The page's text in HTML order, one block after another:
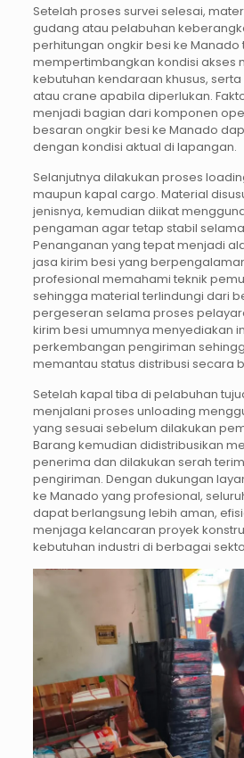
Setelah proses survei selesai,
gudang atau pelabuhan
perhitungan ongkir besi ke Manado
mempertimbangkan kondisi akses
kebutuhan kendaraan khusus,
atau crane apabila diperlukan.
menjadi bagian dari komponen
besaran ongkir besi ke Manado
dengan kondisi aktual di lapangan.
Selanjutnya dilakukan proses
maupun kapal cargo. Material
jenisnya, kemudian diikat
pengaman agar tetap stabil
Penanganan yang tepat menjadi
jasa kirim besi yang
profesional memahami teknik
sehingga material terlindungi dari
pergeseran selama proses
kirim besi umumnya menyediakan
perkembangan pengiriman
memantau status distribusi secara
Setelah kapal tiba di pelabuhan
menjalani proses unloading
yang sesuai sebelum dilakukan
Barang kemudian didistribusikan
penerima dan dilakukan serah
pengiriman. Dengan dukungan
ke Manado yang profesional,
dapat berlangsung lebih aman,
menjaga kelancaran proyek
kebutuhan industri di berbagai